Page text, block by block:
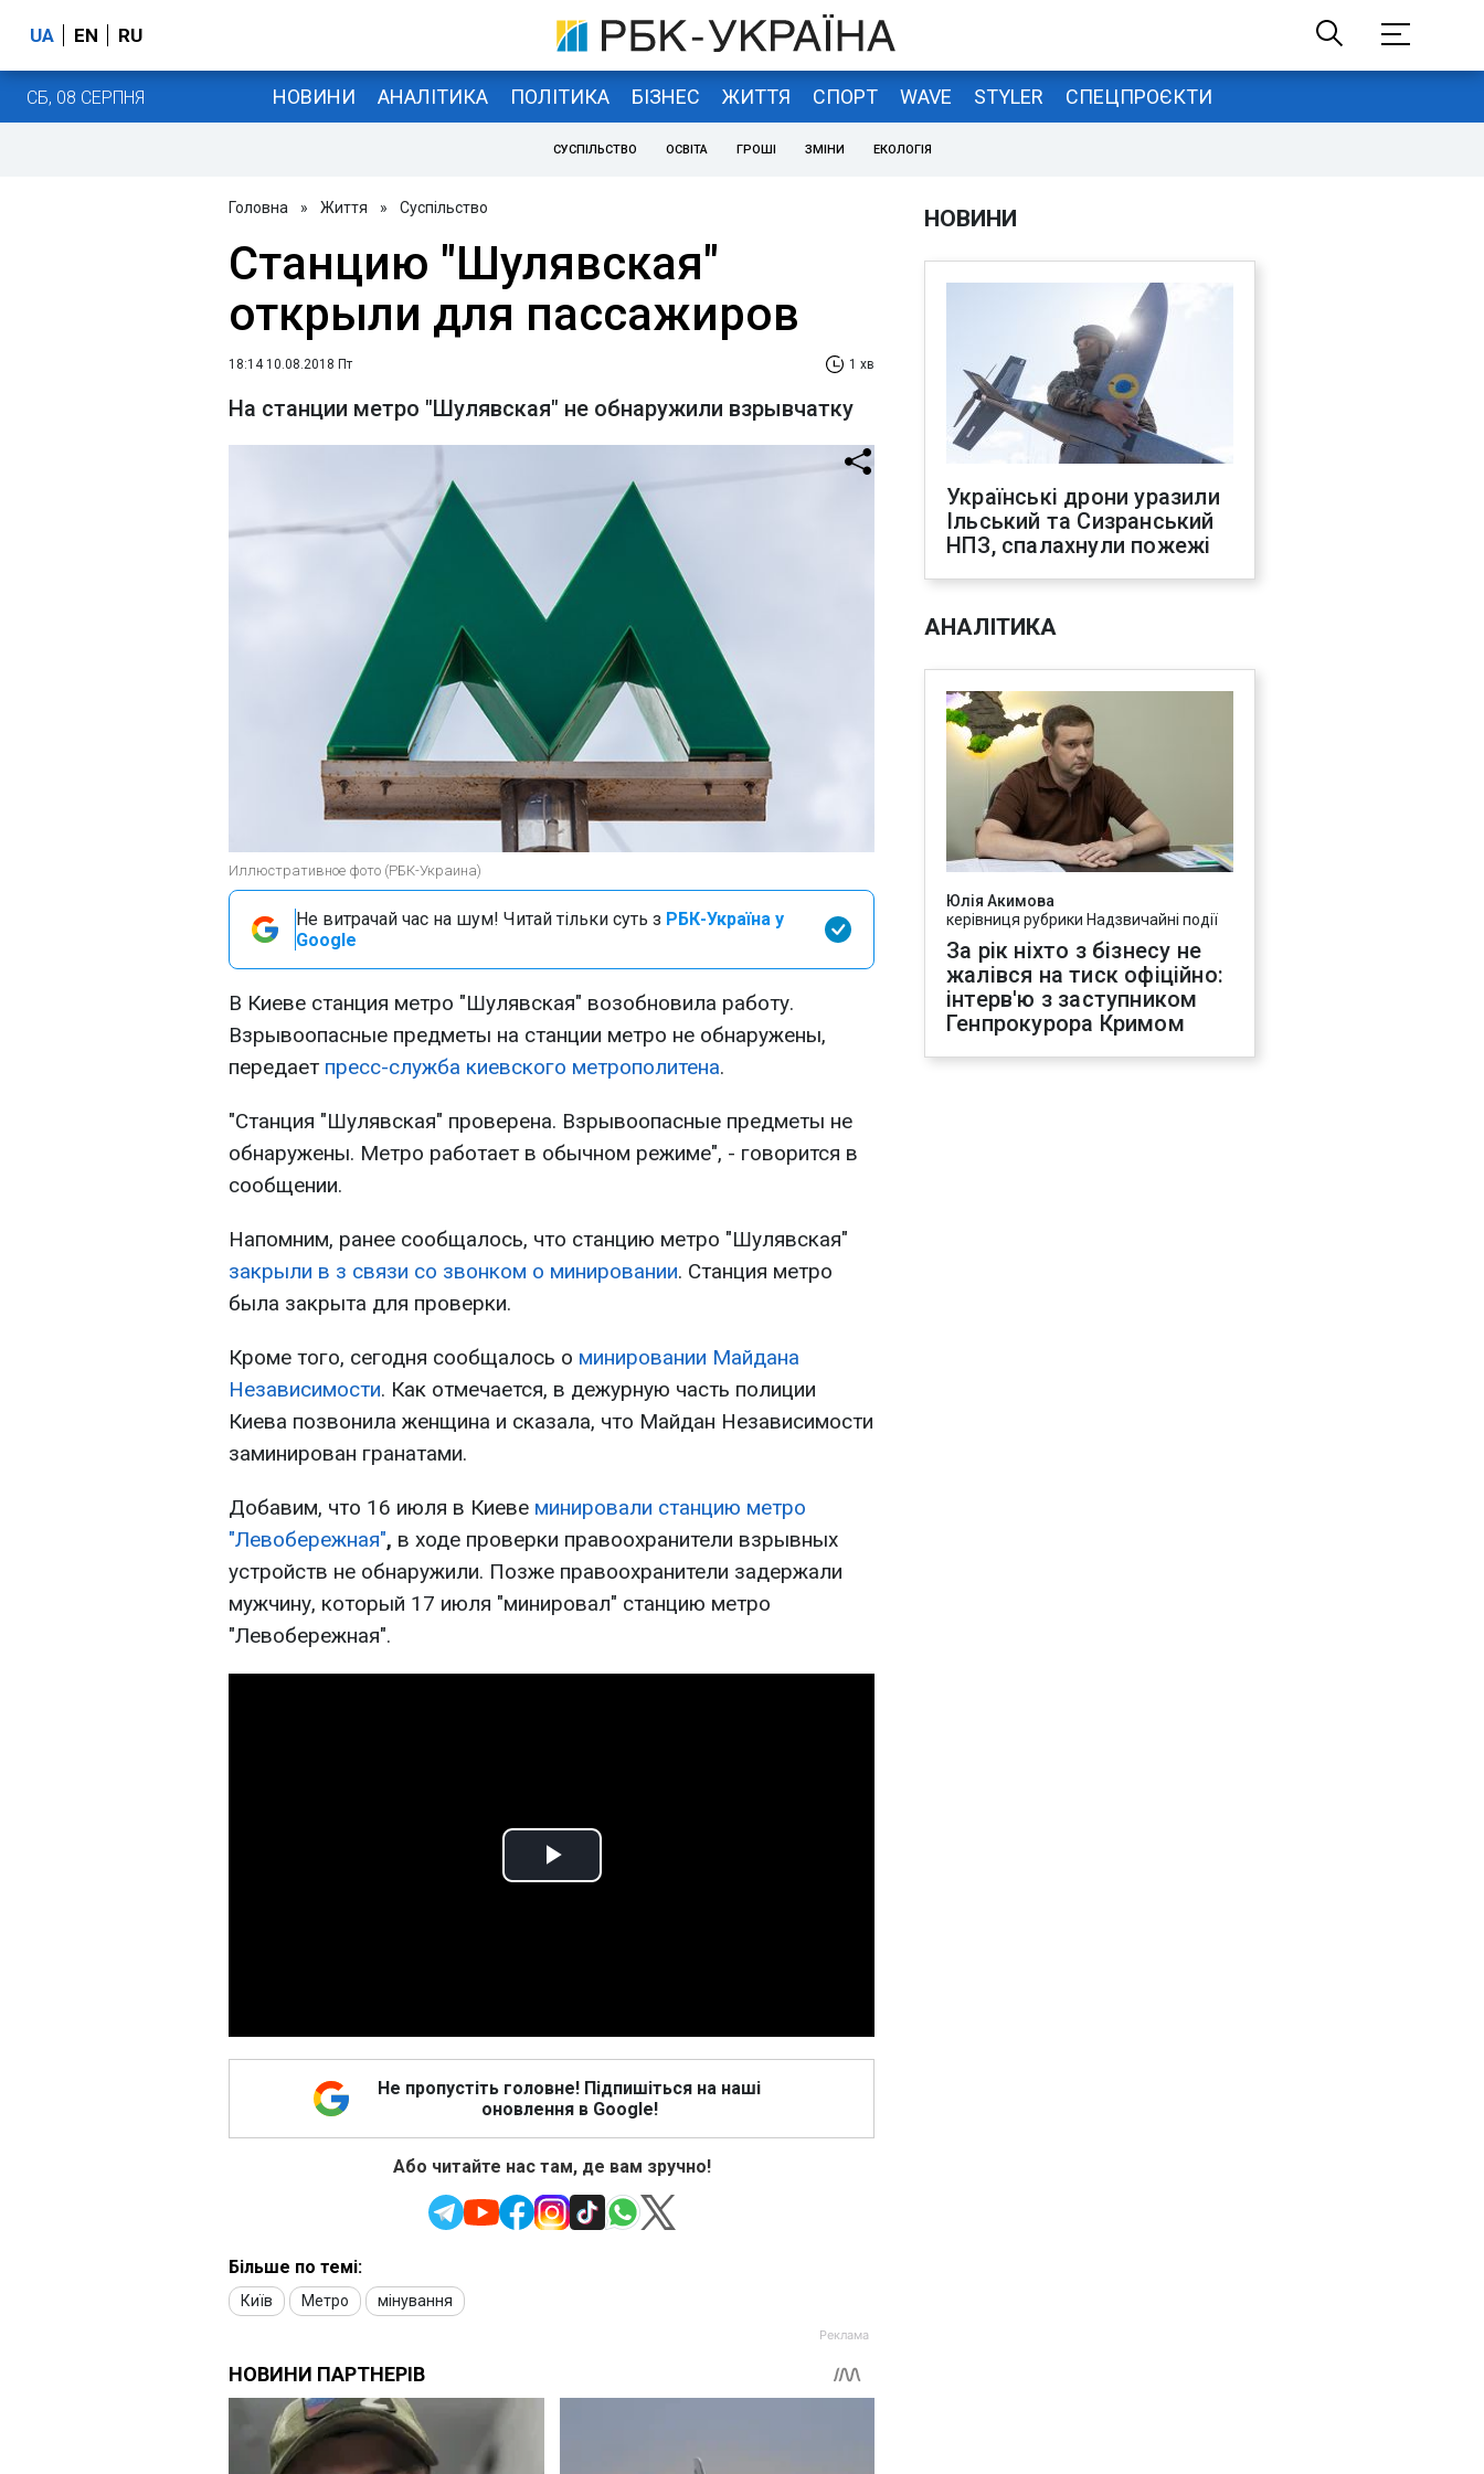
UA EN RU
СБ, 08 СЕРПНЯ НОВИНИ АНАЛІТИКА ПОЛІТИКА БІЗНЕС ЖИТТЯ СПОРТ WAVE STYLER СПЕЦПРОЄКТИ
СУСПІЛЬСТВО ОСВІТА ГРОШІ ЗМІНИ ЕКОЛОГІЯ
Головна » Життя » Суспільство
Станцию "Шулявская"
открыли для пассажиров
18:14 10.08.2018 Пт 1 хв
На станции метро "Шулявская" не обнаружили взрывчатку
Иллюстративное фото (РБК-Украина)
Не витрачай час на шум! Читай тільки суть з РБК-Україна у
Google
В Киеве станция метро "Шулявская" возобновила работу.
Взрывоопасные предметы на станции метро не обнаружены,
передает пресс-служба киевского метрополитена.
"Станция "Шулявская" проверена. Взрывоопасные предметы не
обнаружены. Метро работает в обычном режиме", - говорится в
сообщении.
Напомним, ранее сообщалось, что станцию метро "Шулявская"
закрыли в з связи со звонком о минировании. Станция метро
была закрыта для проверки.
Кроме того, сегодня сообщалось о минировании Майдана
Независимости. Как отмечается, в дежурную часть полиции
Киева позвонила женщина и сказала, что Майдан Независимости
заминирован гранатами.
Добавим, что 16 июля в Киеве минировали станцию метро
"Левобережная", в ходе проверки правоохранители взрывных
устройств не обнаружили. Позже правоохранители задержали
мужчину, который 17 июля "минировал" станцию метро
"Левобережная".
Play
Не пропустіть головне! Підпишіться на наші
оновлення в Google!
Або читайте нас там, де вам зручно!
Більше по темі:
Київ Метро мінування
НОВИНИ
Українські дрони уразили
Ільський та Сизранський
НПЗ, спалахнули пожежі
АНАЛІТИКА
Юлія Акимова
керівниця рубрики Надзвичайні події
За рік ніхто з бізнесу не
жалівся на тиск офіційно:
інтерв'ю з заступником
Генпрокурора Кримом